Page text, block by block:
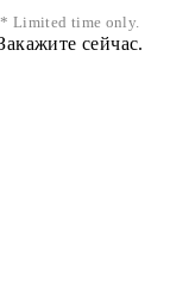
* Limited time only.
сейчас.